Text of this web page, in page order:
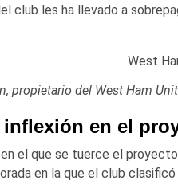
club les ha llevado a
propietario del West Ham
en el
el que se tuerce el
en la que el club clasificó